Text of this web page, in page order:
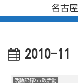
名古
2010-11
活動記録>市政活動